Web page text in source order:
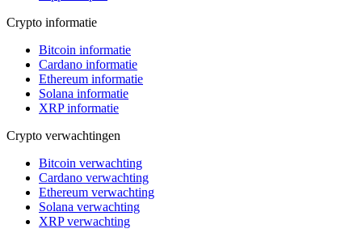
Crypto informatie
Bitcoin informatie
Cardano informatie
Ethereum informatie
Solana informatie
XRP informatie
Crypto verwachtingen
Bitcoin verwachting
Cardano verwachting
Ethereum verwachting
Solana verwachting
XRP verwachting